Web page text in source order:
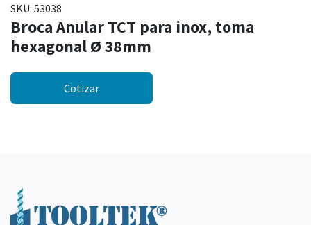
SKU: 53038
Broca Anular TCT para inox, toma
hexagonal Ø 38mm
Cotizar